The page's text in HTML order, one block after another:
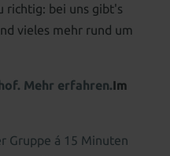
richtig: bei uns gibt's
vieles mehr rund um
Mehr erfahren.Im
Gruppe á 15 Minuten